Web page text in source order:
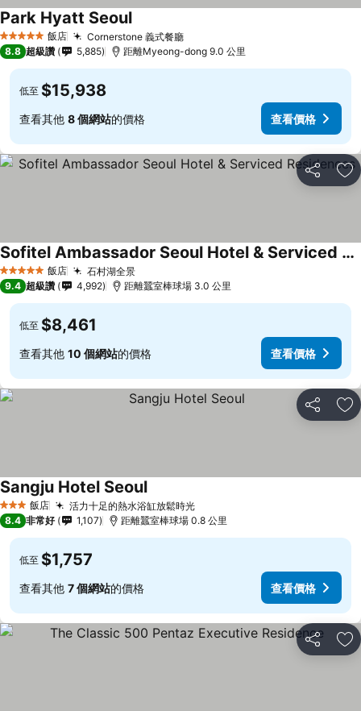
5 星級 飯店 Cornerstone 義式餐廳
Park Hyatt Seoul
8.8 超級讚 5,885 距離Myeong-dong 9.0 公里
低至 $15,938
查看其他 8 個網站的價格 查看價格
分享 加
5 星級 飯店 石村湖全景
Sofitel Ambassador Seoul Hotel & Serviced Residences
9.4 超級讚 4,992 距離蠶室棒球場 3.0 公里
低至 $8,461
查看其他 10 個網站的價格 查看價格
分享 加
3 星級 飯店 活力十足的熱水浴缸放鬆時光
Sangju Hotel Seoul
8.4 非常好 1,107 距離蠶室棒球場 0.8 公里
低至 $1,757
查看其他 7 個網站的價格 查看價格
分享 加